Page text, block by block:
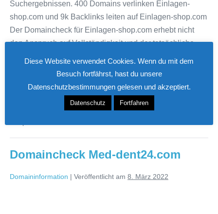
Suchergebnissen. 400 Domains verlinken Einlagen-
shop.com und 9k Backlinks leiten auf Einlagen-shop.com
Der Domaincheck für Einlagen-shop.com erhebt nicht
den Anspruch auf Vollständigkeit und der tatsächliche
Schätzungen abweichen.
Domaincheck
Einlagen-
shop.com
Domaincheck Med-dent24.com
Domaininformation | Veröffentlicht am 8. März 2022
Diese Website verwendet Cookies. Wenn du mit dem
Besuch fortfährst, hast du unsere
Datenschutzbestimmungen gelesen und akzeptiert.
Datenschutz Fortfahren